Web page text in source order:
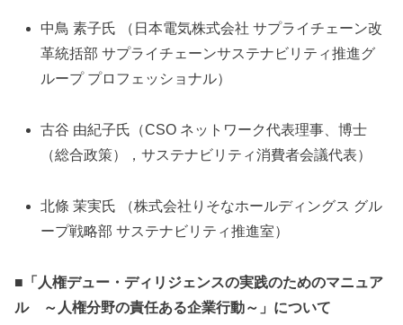
中鳥 素子氏 （日本電気株式会社 サプライチェーン改
革統括部 サプライチェーンサステナビリティ推進グ
ループ プロフェッショナル）
古谷 由紀子氏（CSO ネットワーク代表理事、博士
（総合政策），サステナビリティ消費者会議代表）
北條 茉実氏 （株式会社りそなホールディングス グル
ープ戦略部 サステナビリティ推進室）
■「人権デュー・ディリジェンスの実践のためのマニュア
ル ～人権分野の責任ある企業行動～」について